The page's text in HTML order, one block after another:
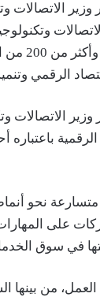
الاتصالات
القمة،
الرقمي
الاتصالات
باعتباره
نحو
على
في سوق
من بينها